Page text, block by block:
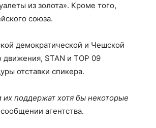
из золота». Кроме того,
союза.
демократической и Чешской
движения, STAN и ТОP 09
отставки спикера.
поддержат хотя бы некоторые
агентства.